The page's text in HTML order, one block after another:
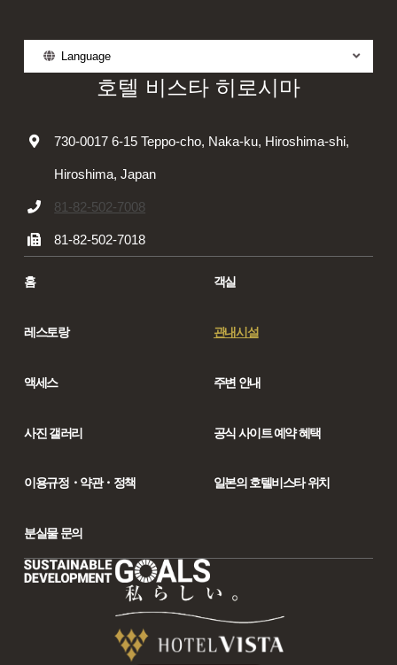
Language
호텔 비스타 히로시마
730-0017 6-15 Teppo-cho, Naka-ku, Hiroshima-shi,
Hiroshima, Japan
81-82-502-7008
81-82-502-7018
홈 객실
레스토랑 관내시설
액세스 주변 안내
사진 갤러리 공식 사이트 예약 혜택
이용규정・약관・정책 일본의 호텔비스타 위치
분실물 문의